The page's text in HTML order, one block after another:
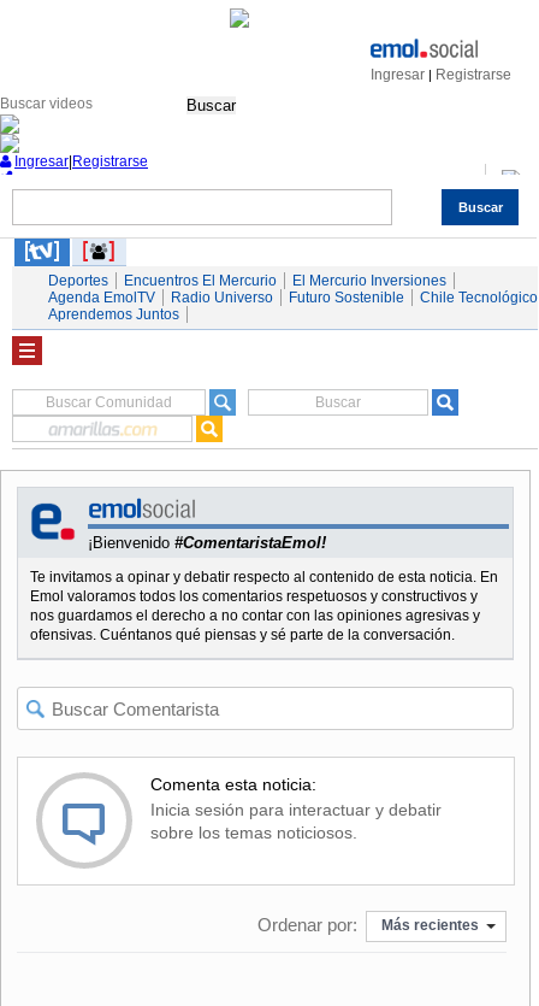
Ingresar | Registrarse
Buscar
Buscar
Ingresar Registrarse
Servicios
Deportes Encuentros El Mercurio
El Mercurio Inversiones
Agenda EmolTV
Radio Universo Futuro Sostenible
Chile Tecnológico
Aprendemos Juntos
¡Bienvenido #ComentaristaEmol!
Te invitamos a opinar y debatir respecto al contenido de esta noticia. En
Emol valoramos todos los comentarios respetuosos y constructivos y
nos guardamos el derecho a no contar con las opiniones agresivas y
ofensivas. Cuéntanos qué piensas y sé parte de la conversación.
Comenta esta noticia:
Inicia sesión para interactuar y debatir
sobre los temas noticiosos.
Ordenar por: Más recientes